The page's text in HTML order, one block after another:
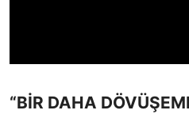
“BİR DAHA